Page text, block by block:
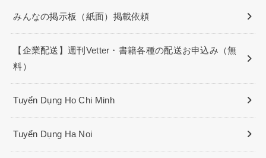
みんなの掲示板（紙面）掲載依頼
【企業配送】週刊Vetter・書籍各種の配送お申込み（無
料）
Tuyển Dụng Ho Chi Minh
Tuyển Dụng Ha Noi